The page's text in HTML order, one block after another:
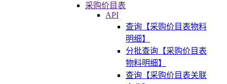
采购价目表
API
查询【采购价目表物料
明细】
分批查询【采购价目表
物料明细】
查询【采购价目表关联